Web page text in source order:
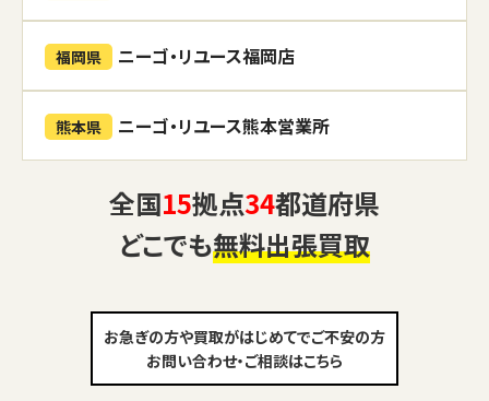
福岡県 ニーゴ・リユース福岡店
熊本県 ニーゴ・リユース熊本営業所
全国15拠点34都道府県
どこでも無料出張買取
お急ぎの方や買取がはじめてでご不安の方
お問い合わせ・ご相談はこちら